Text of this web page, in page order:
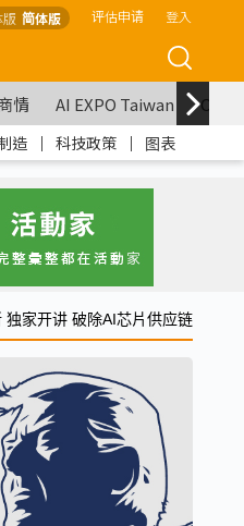
简体版 评估申请 登入
情 AI EXPO Taiwan
造 ｜ 科技政策 ｜ 图表
家开讲 破除AI芯片供应链